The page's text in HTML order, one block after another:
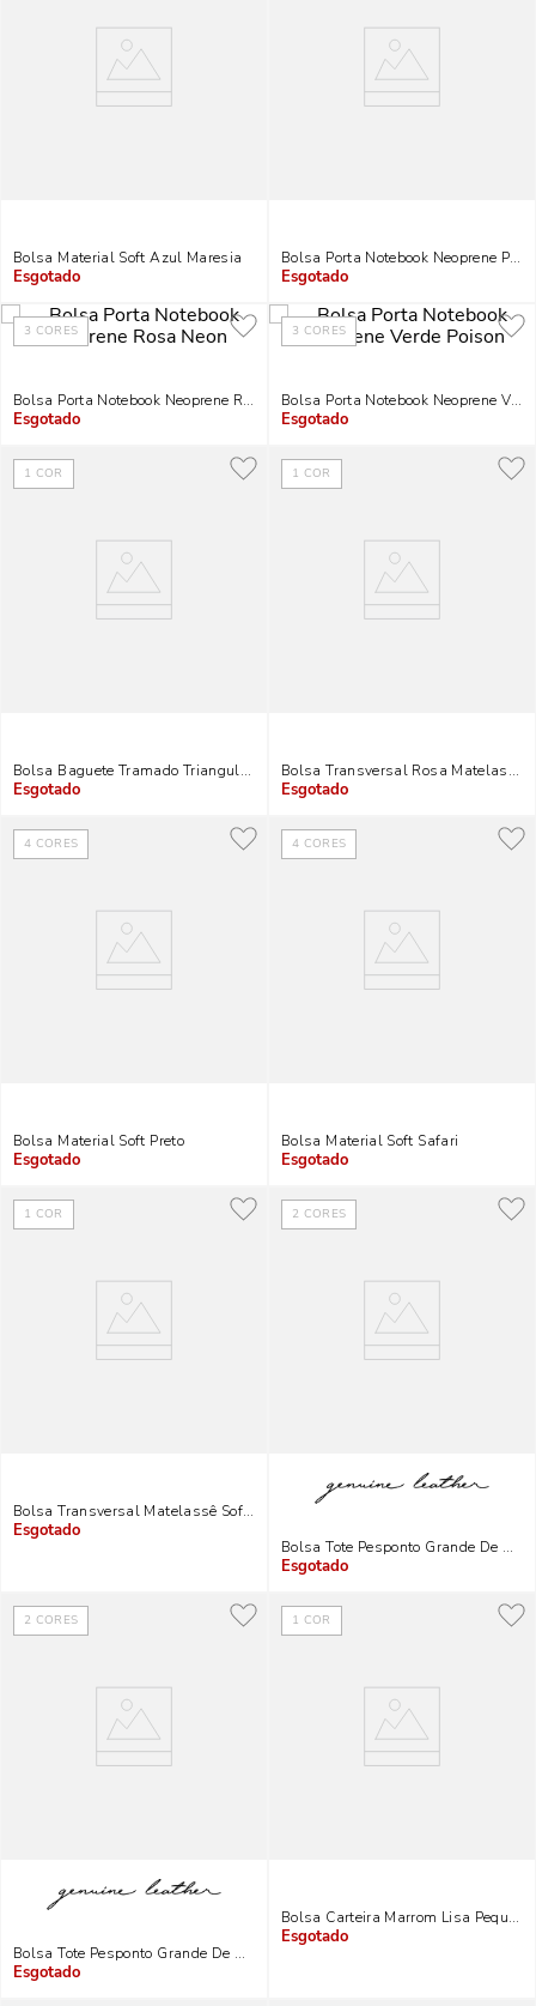
Bolsa Material Soft Azul Maresia
Indisponível
Bolsa Porta Notebook Neoprene Preto
Indisponível
3 CORES
Bolsa Porta Notebook Neoprene Rosa Neon
Indisponível
3 CORES
Bolsa Porta Notebook Neoprene
Indisponível
1 COR
Bolsa Baguete Tramado Triangular Preta Com Cordão
Indisponível
1 COR
Bolsa Transversal Rosa Matelassê
Indisponível
4 CORES
Bolsa Material Soft Preto
Indisponível
4 CORES
Bolsa Material Soft Safari
Indisponível
1 COR
Bolsa Transversal Matelassê Soft Amarela
Indisponível
2 CORES
Bolsa Tote Pesponto Grande De
Indisponível
2 CORES
Bolsa Tote Pesponto Grande De Couro Bege - Linha Genuine Leather
Indisponível
1 COR
Bolsa Carteira Marrom Lisa
Indisponível